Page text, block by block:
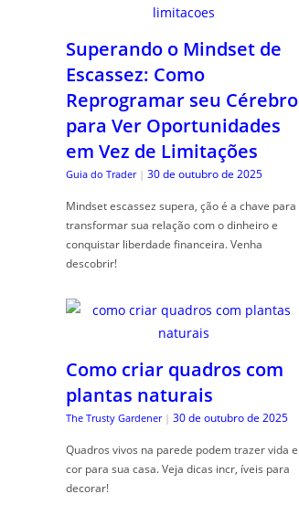
Superando o Mindset de
Escassez: Como
Reprogramar seu Cérebro
para Ver Oportunidades
em Vez de Limitações
Guia do Trader | 30 de outubro de 2025
Mindset escassez supera, ção é a chave para
transformar sua relação com o dinheiro e
conquistar liberdade financeira. Venha
descobrir!
Como criar quadros com
plantas naturais
The Trusty Gardener | 30 de outubro de 2025
Quadros vivos na parede podem trazer vida e
cor para sua casa. Veja dicas incr, íveis para
decorar!